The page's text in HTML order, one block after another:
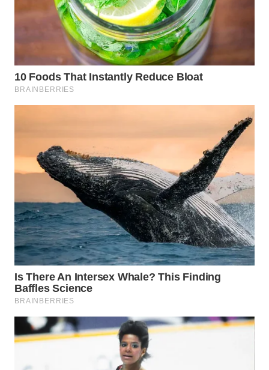
WN
KARAWANG
BOGOR
DEPOK
WN
TAPANULI
UTARA
WN
SAMOSIR
WN
PADANG